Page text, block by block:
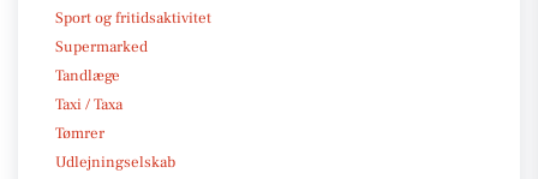
Sport og fritidsaktivitet
Supermarked
Tandlæge
Taxi / Taxa
Tømrer
Udlejningselskab